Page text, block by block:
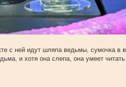
с ней идут шляпа ведьмы, сумочка в
и хотя она слепа, она умеет